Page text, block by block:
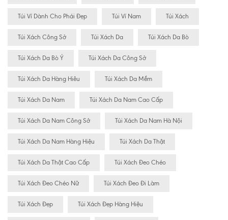
Túi Ví Dành Cho Phái Đẹp Túi Ví Nam Túi Xách
Túi Xách Công Sở Túi Xách Da Túi Xách Da Bò
Túi Xách Da Bò Ý Túi Xách Da Công Sở
Túi Xách Da Hàng Hiêu Túi Xách Da Mềm
Túi Xách Da Nam Túi Xách Da Nam Cao Cấp
Túi Xách Da Nam Công Sở Túi Xách Da Nam Hà Nội
Túi Xách Da Nam Hàng Hiệu Túi Xách Da Thật
Túi Xách Da Thật Cao Cấp Túi Xách Đeo Chéo
Túi Xách Đeo Chéo Nữ Túi Xách Đeo Đi Làm
Túi Xách Đẹp Túi Xách Đẹp Hàng Hiệu